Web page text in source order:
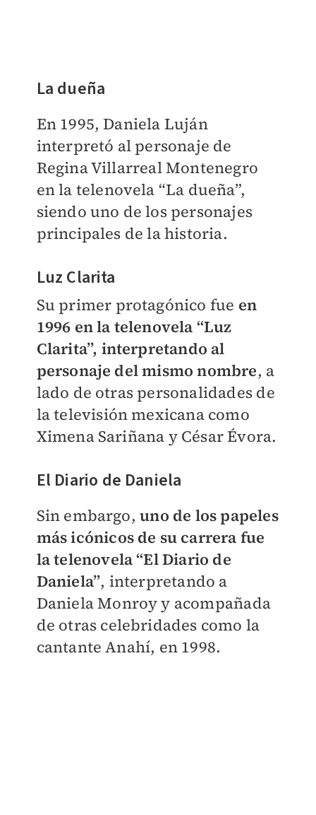
La dueña
En 1995, Daniela Luján
interpretó al personaje de
Regina Villarreal Montenegro
en la telenovela “La dueña”,
siendo uno de los personajes
principales de la historia.
Luz Clarita
Su primer protagónico fue en
1996 en la telenovela “Luz
Clarita”, interpretando al
personaje del mismo nombre, a
lado de otras personalidades de
la televisión mexicana como
Ximena Sariñana y César Évora.
El Diario de Daniela
Sin embargo,uno de los papeles
más icónicos de su carrera fue
la telenovela “El Diario de
Daniela”, interpretando a
Daniela Monroy y acompañada
de otras celebridades como la
cantante Anahí, en 1998.